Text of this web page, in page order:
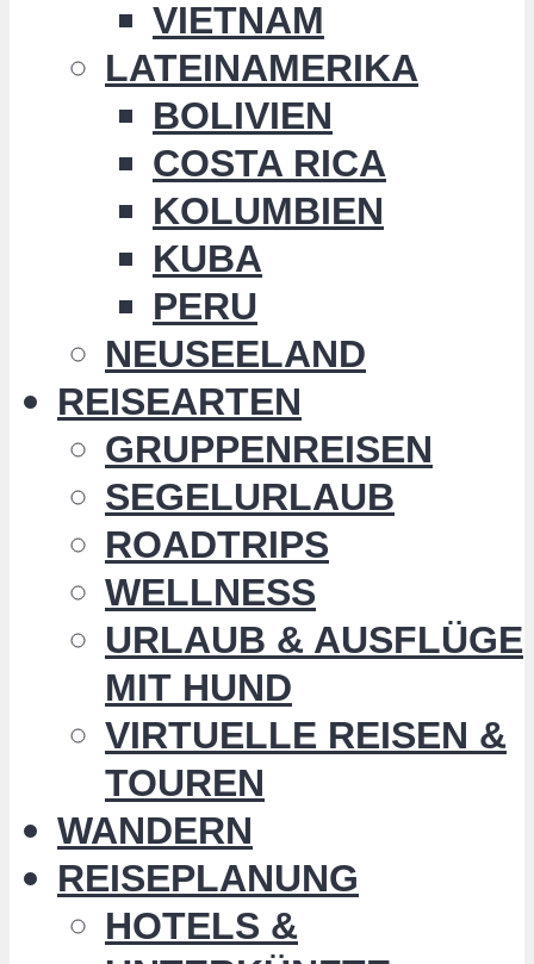
VIETNAM
LATEINAMERIKA
BOLIVIEN
COSTA RICA
KOLUMBIEN
KUBA
PERU
NEUSEELAND
REISEARTEN
GRUPPENREISEN
SEGELURLAUB
ROADTRIPS
WELLNESS
URLAUB & AUSFLÜGE
MIT HUND
VIRTUELLE REISEN &
TOUREN
WANDERN
REISEPLANUNG
HOTELS &